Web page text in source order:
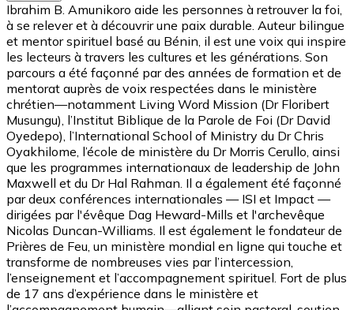
Ibrahim B. Amunikoro aide les personnes à retrouver la foi,
à se relever et à découvrir une paix durable. Auteur bilingue
et mentor spirituel basé au Bénin, il est une voix qui inspire
les lecteurs à travers les cultures et les générations. Son
parcours a été façonné par des années de formation et de
mentorat auprès de voix respectées dans le ministère
chrétien—notamment Living Word Mission (Dr Floribert
Musungu), l’Institut Biblique de la Parole de Foi (Dr David
Oyedepo), l’International School of Ministry du Dr Chris
Oyakhilome, l’école de ministère du Dr Morris Cerullo, ainsi
que les programmes internationaux de leadership de John
Maxwell et du Dr Hal Rahman. Il a également été façonné
par deux conférences internationales — ISI et Impact —
dirigées par l'évêque Dag Heward-Mills et l'archevêque
Nicolas Duncan-Williams. Il est également le fondateur de
Prières de Feu, un ministère mondial en ligne qui touche et
transforme de nombreuses vies par l’intercession,
l’enseignement et l’accompagnement spirituel. Fort de plus
de 17 ans d’expérience dans le ministère et